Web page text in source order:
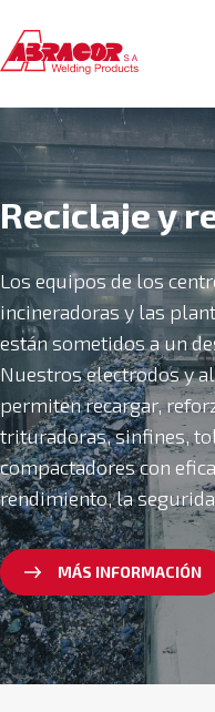
Reciclaje y
Los equipos de los
incineradoras y las
están sometidos a un
Nuestros electrodos y
permiten recargar,
trituradoras, sinfines,
compactadores con
rendimiento, la
MÁS INFORMACIÓN